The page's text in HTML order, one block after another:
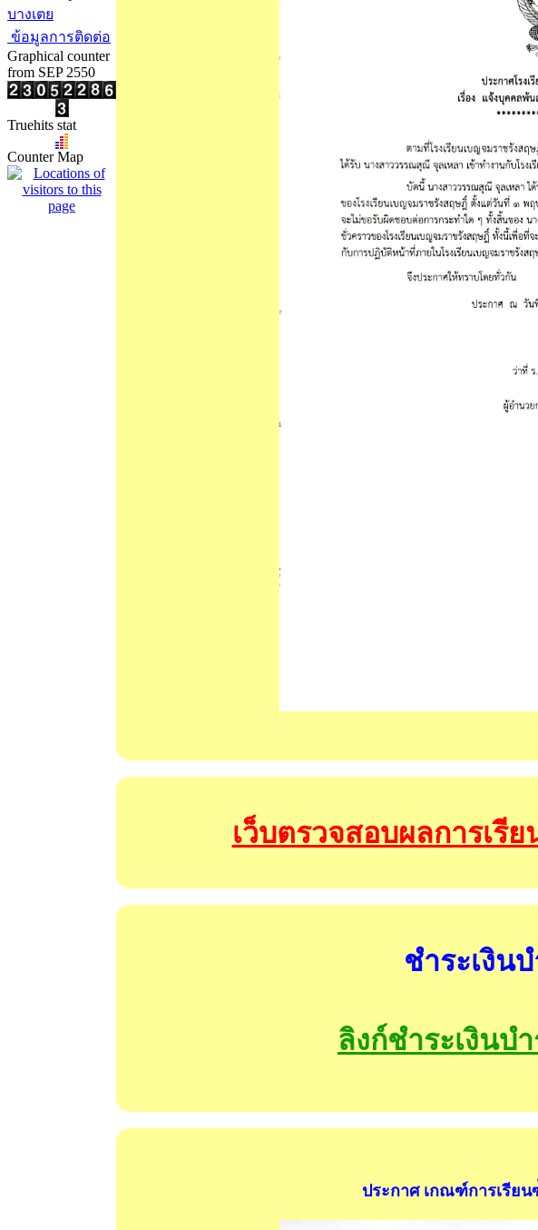
บางเตย
ข้อมูลการติดต่อ
Graphical counter
from SEP 2550
Truehits stat
Counter Map
เว็บตรวจสอบผลการเรี
ชำระเงิน
ลิงก์ชำระเงินบ
ประกาศ เกณฑ์การเรียน